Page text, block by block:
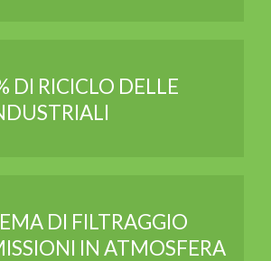
DI RICICLO DELLE
DI FILTRAGGIO
IN ATMOSFERA